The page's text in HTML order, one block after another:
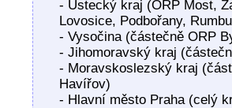
- Ústecký kraj (ORP Most,
Lovosice, Podbořany,
- Vysočina (částečně ORP
- Jihomoravský kraj
- Moravskoslezský kraj
Havířov)
- Hlavní město Praha (celý